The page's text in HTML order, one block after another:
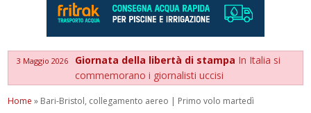
3 Maggio 2026 Giornata della libertà di stampa In Italia si
commemorano i giornalisti uccisi
Home » Bari-Bristol, collegamento aereo | Primo volo martedì